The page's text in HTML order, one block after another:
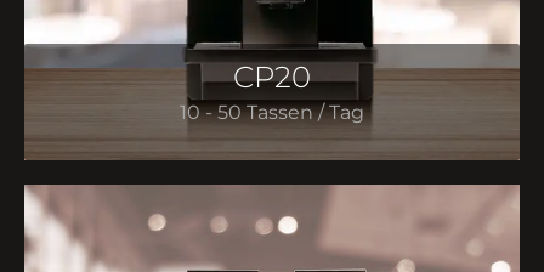
CP20
10 - 50 Tassen / Tag